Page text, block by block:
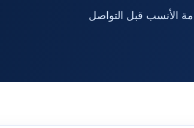
الأنسب قبل التواصل